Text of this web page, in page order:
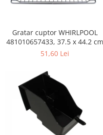
Sport & Activitati in aer liber
Accesorii antrenament
Accesorii sportive
Articole Voiaj
Camping
Sporturi acvatice
Gratar cuptor WHIRLPOOL
481010657433, 37.5 x 44.2 cm
51,60 Lei